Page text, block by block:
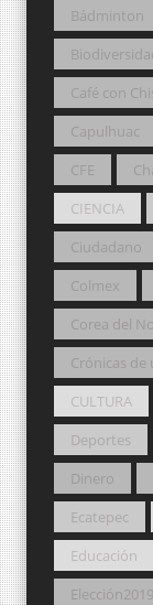
Bádminton
Café con
Capulhuac
CFE
CIENCIA
Ciudadano
Colmex
Corea del
Crónicas
CULTURA
Deportes
Dinero
Ecatepec
Educación
Elección2019